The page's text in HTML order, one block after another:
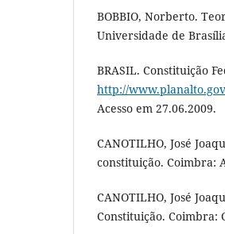
BOBBIO, Norberto.
Universidade de
BRASIL. Constituição
http://
Acesso em 27.06.2009.
CANOTILHO, José
constituição. Coimbra:
CANOTILHO, José
Constituição. Coimbra: